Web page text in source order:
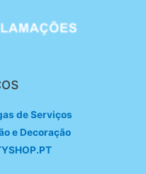
de Serviços
e Decoração